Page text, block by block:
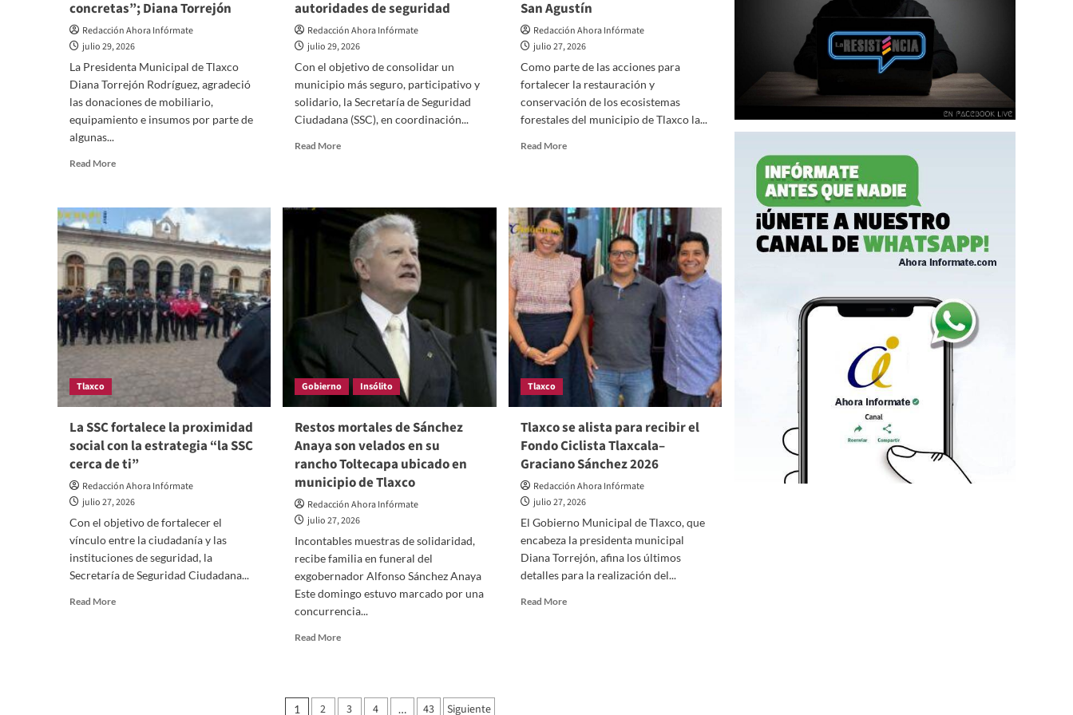
concretas”; Diana Torrejón
Redacción Ahora Infórmate
julio 29, 2026
La Presidenta Municipal de Tlaxco
Diana Torrejón Rodríguez, agradeció
las donaciones de mobiliario,
equipamiento e insumos por parte de
algunas...
Read MoreRead
“La
seguridad
de
nuestras
comunidades
en
Tlaxco,
se
construye
con
acciones
concretas”;
Torrejón
autoridades de seguridad
Redacción Ahora Infórmate
julio 29, 2026
Con el objetivo de consolidar un
municipio más seguro, participativo y
solidario, la Secretaría de Seguridad
Ciudadana (SSC), en coordinación...
Read MoreRead
social,
Tlaxco
fortalece
confianza
ciudadanía
autoridades
de
San Agustín
Redacción Ahora Infórmate
julio 27, 2026
Como parte de las acciones para
fortalecer la restauración y
conservación de los ecosistemas
forestales del municipio de Tlaxco la...
Read MoreRead
arrancó
campaña
de
reforestación
con
la
plantación
de
1,500
árboles
San
Agustín
Tlaxco
La SSC fortalece la proximidad
social con la estrategia “la SSC
cerca de ti”
Redacción Ahora Infórmate
julio 27, 2026
Con el objetivo de fortalecer el
vínculo entre la ciudadanía y las
instituciones de seguridad, la
Secretaría de Seguridad Ciudadana...
Read MoreRead
Gobierno Insólito
Restos mortales de Sánchez
Anaya son velados en su
rancho Toltecapa ubicado en
municipio de Tlaxco
Redacción Ahora Infórmate
julio 27, 2026
Incontables muestras de solidaridad,
recibe familia en funeral del
exgobernador Alfonso Sánchez Anaya
Este domingo estuvo marcado por una
concurrencia...
Read MoreRead
mortales
de
Tlaxco
Tlaxco se alista para recibir el
Fondo Ciclista Tlaxcala–
Graciano Sánchez 2026
Redacción Ahora Infórmate
julio 27, 2026
El Gobierno Municipal de Tlaxco, que
encabeza la presidenta municipal
Diana Torrejón, afina los últimos
detalles para la realización del...
Read MoreRead
1 2 3 4 … 43 Siguiente